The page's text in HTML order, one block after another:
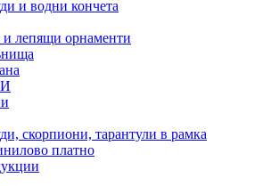
и водни кончета
лепящи орнаменти
скорпиони, тарантули в рамка
платно